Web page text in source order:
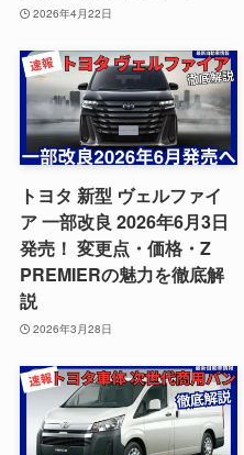
2026年4月22日
トヨタ 新型 ヴェルファイ
ア 一部改良 2026年6月3日
発売！ 変更点・価格・Z
PREMIERの魅力を徹底解
説
2026年3月28日